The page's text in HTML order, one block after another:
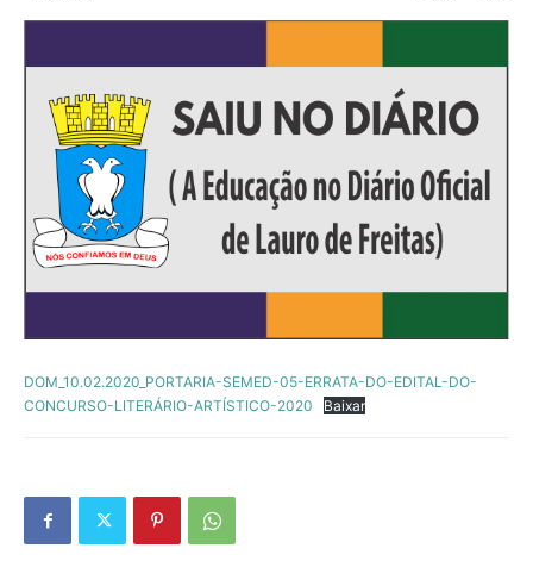
DOM_10.02.2020_PORTARIA-SEMED-05-ERRATA-DO-EDITAL-DO-
CONCURSO-LITERÁRIO-ARTÍSTICO-2020
Baixar